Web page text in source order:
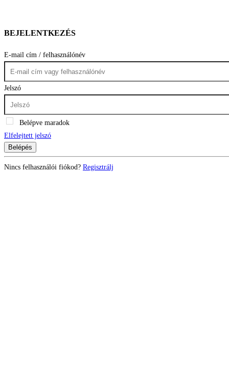
BEJELENTKEZÉS
E-mail cím / felhasználónév
Jelszó
Belépve maradok
Elfelejtett jelszó
Belépés
Nincs felhasználói fiókod? Regisztrálj